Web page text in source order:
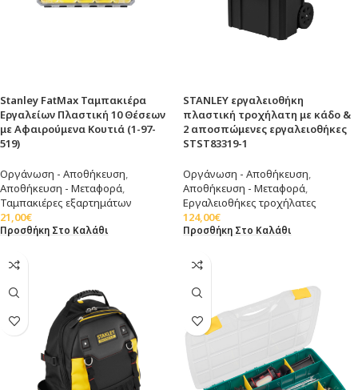
Stanley FatMax Ταμπακιέρα
Εργαλείων Πλαστική 10 Θέσεων
με Αφαιρούμενα Κουτιά (1-97-
519)
Οργάνωση - Αποθήκευση,
Αποθήκευση - Μεταφορά,
Ταμπακιέρες εξαρτημάτων
21,00€
Προσθήκη Στο Καλάθι
STANLEY εργαλειοθήκη
πλαστική τροχήλατη με κάδο &
2 αποσπώμενες εργαλειοθήκες
STST83319-1
Οργάνωση - Αποθήκευση,
Αποθήκευση - Μεταφορά,
Εργαλειοθήκες τροχήλατες
124,00€
Προσθήκη Στο Καλάθι